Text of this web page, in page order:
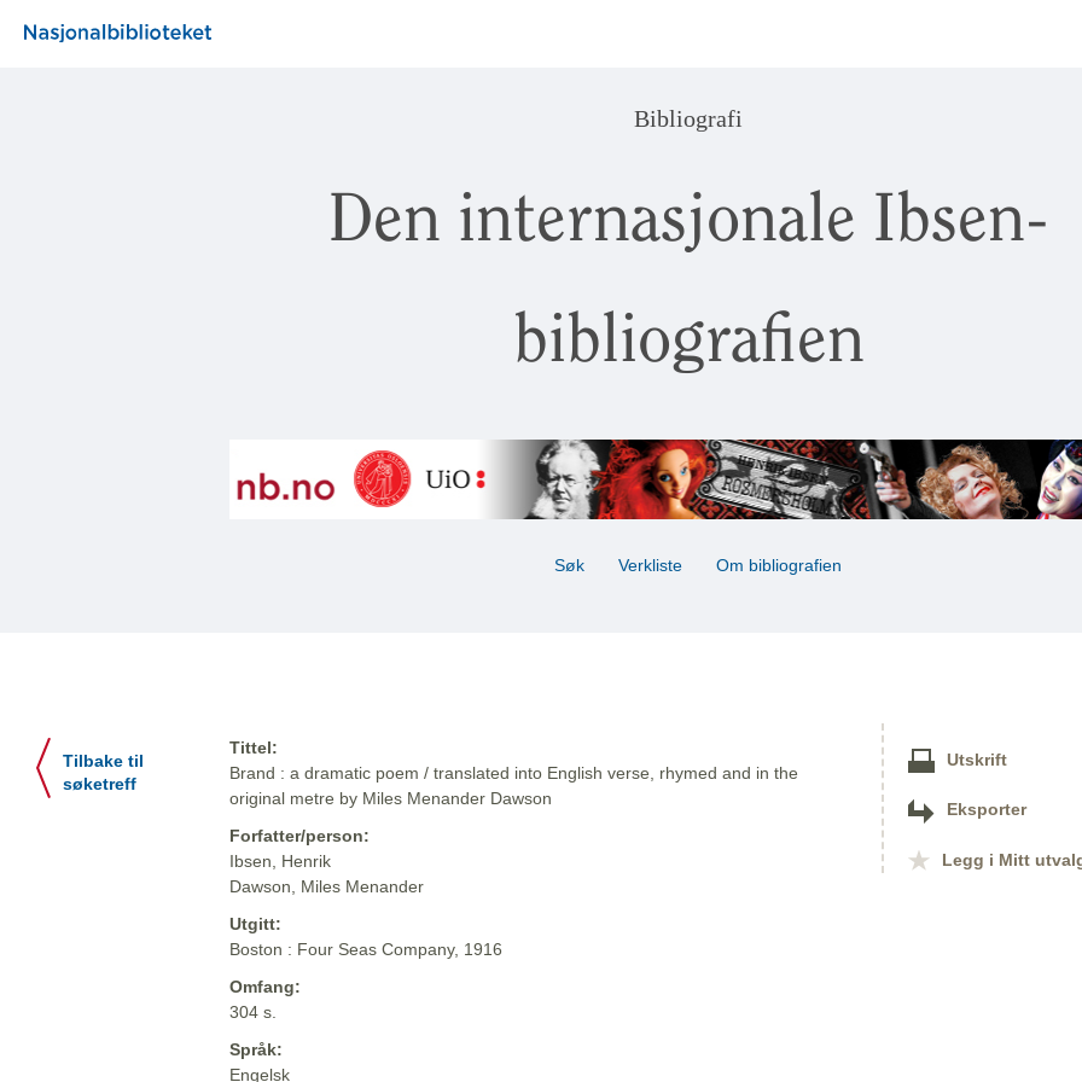
Bibliografi
Den internasjonale Ibsen-
bibliografien
Søk Verkliste Om bibliografien
Tilbake til
søketreff
Tittel:
Brand : a dramatic poem / translated into English verse, rhymed and in the
original metre by Miles Menander Dawson
Forfatter/person:
Ibsen, Henrik
Dawson, Miles Menander
Utgitt:
Boston : Four Seas Company, 1916
Omfang:
304 s.
Språk:
Engelsk
Utskrift
Eksporter
Legg i Mitt